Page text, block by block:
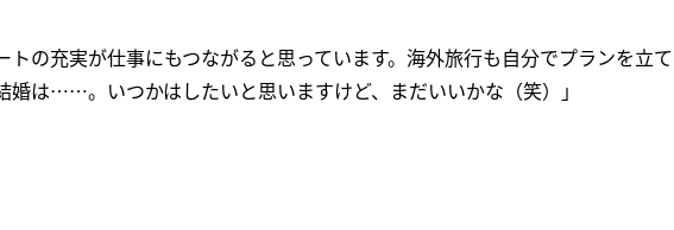
トの充実が仕事にもつながると思っています。海外旅行も自分でプランを立
婚は……。いつかはしたいと思いますけど、まだいいかな（笑）」